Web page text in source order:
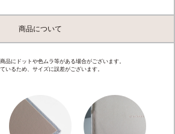
商品について
品にドットや色ムラ等がある場合がございます。
いるため、サイズに誤差がございます。